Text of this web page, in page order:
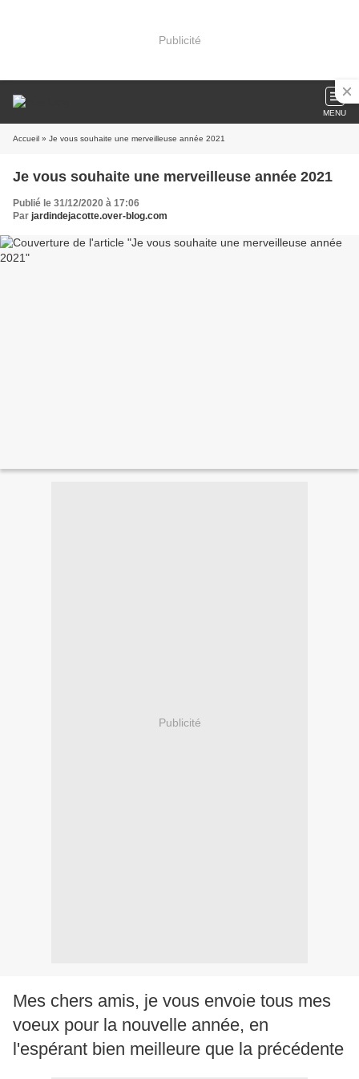
Publicité
MENU
Accueil » Je vous souhaite une merveilleuse année 2021
Je vous souhaite une merveilleuse année 2021
Publié le 31/12/2020 à 17:06
Par jardindejacotte.over-blog.com
Publicité
Mes chers amis, je vous envoie tous mes
voeux pour la nouvelle année, en
l'espérant bien meilleure que la précédente